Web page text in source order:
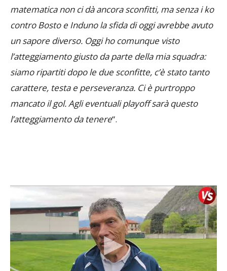
matematica non ci dà ancora sconfitti, ma senza i ko
contro Bosto e Induno la sfida di oggi avrebbe avuto
un sapore diverso. Oggi ho comunque visto
l’atteggiamento giusto da parte della mia squadra:
siamo ripartiti dopo le due sconfitte, c’è stato tanto
carattere, testa e perseveranza. Ci è purtroppo
mancato il gol. Agli eventuali playoff sarà questo
l’atteggiamento da tenere“.